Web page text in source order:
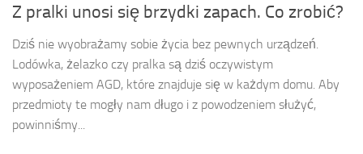
Z pralki unosi się brzydki zapach. Co zrobić?
Dziś nie wyobrażamy sobie życia bez pewnych urządzeń.
Lodówka, żelazko czy pralka są dziś oczywistym
wyposażeniem AGD, które znajduje się w każdym domu. Aby
przedmioty te mogły nam długo i z powodzeniem służyć,
powinniśmy...